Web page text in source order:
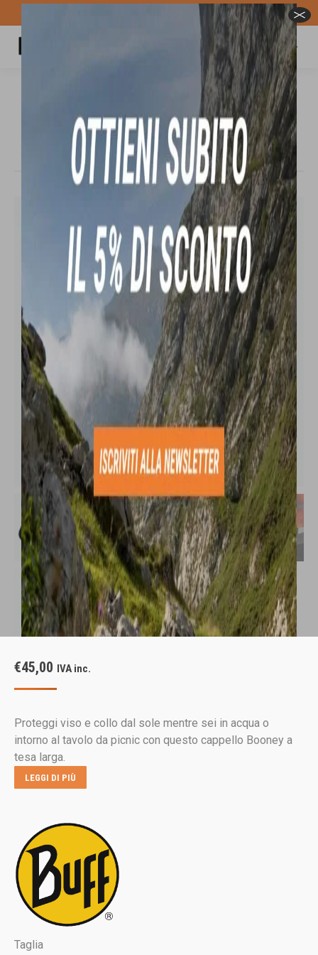
Spedizione GRATUITA per ordini superiori a 100€
Carrello
BUFF® EXPLORE BOONEY HAT cappello
da escursionismo
Tu sei qui:
€45,00 IVA inc.
Proteggi viso e collo dal sole mentre sei in acqua o
intorno al tavolo da picnic con questo cappello Booney a
tesa larga.
LEGGI DI PIÙ
Taglia